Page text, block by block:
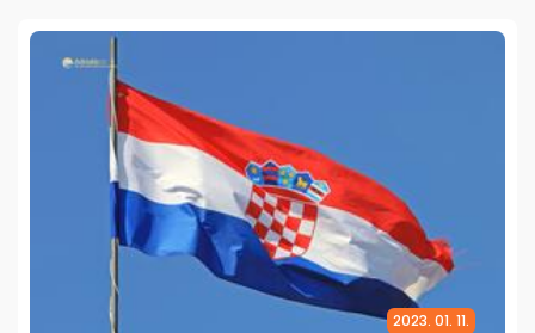
2023. 01. 11.